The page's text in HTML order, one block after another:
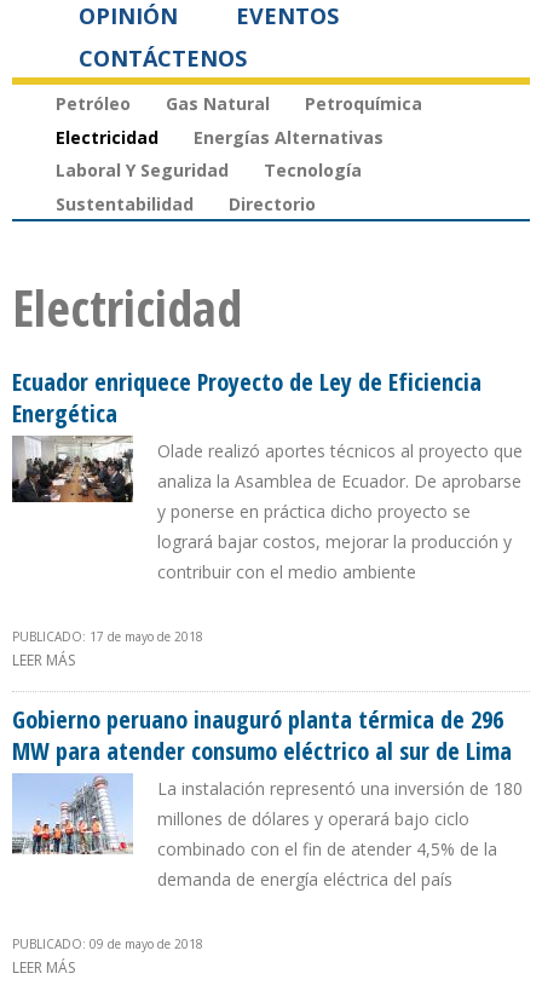
OPINIÓN
EVENTOS
CONTÁCTENOS
Petróleo Gas Natural
Petroquímica
Electricidad
Energías Alternativas
Laboral Y Seguridad
Tecnología
Sustentabilidad
Directorio
Electricidad
Ecuador enriquece Proyecto de Ley de Eficiencia
Energética
Olade realizó aportes técnicos al proyecto que
analiza la Asamblea de Ecuador. De aprobarse
y ponerse en práctica dicho proyecto se
logrará bajar costos, mejorar la producción y
contribuir con el medio ambiente
PUBLICADO: 17 de mayo de 2018
LEER MÁS
Gobierno peruano inauguró planta térmica de 296
MW para atender consumo eléctrico al sur de Lima
La instalación representó una inversión de 180
millones de dólares y operará bajo ciclo
combinado con el fin de atender 4,5% de la
demanda de energía eléctrica del país
PUBLICADO: 09 de mayo de 2018
LEER MÁS